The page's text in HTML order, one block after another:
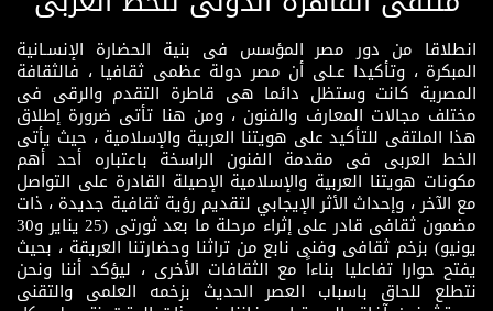
انطلاقا من دور مصر المؤسس فى بنية الحضارة الإنسـانية
المبكرة ، وتأكيدا عـلى أن مصر دولة عظمى ثقافيا ، فالثقافة
المصرية كانت وستظل دائما هى قاطرة التقدم والرقى فى
مختلف مجالات المعارف والفنون ، ومن هنا تأتى ضرورة إطلاق
هذا الملتقى للتأكيد على هويتنا العربية والإسلامية ، حيث يأتى
الخط العربى فى مقدمة الفنون الراسخة باعتباره أحد أهم
مكونات هويتنا العربية والإسلامية الإصيلة القادرة على التواصل
مع الآخر ، وإحداث الأثر الإيجابي لتقديم رؤية ثقافية جديدة ، ذات
مضمون ثقافى قادر على إثراء مرحلة ما بعد ثورتى (25 يناير و30
يونيو) بزخم ثقافى وفنى نابع من تراثنا وحضارتنا العريقة ، بحيث
يفتح حوارا تفاعليا بناءاً مع الثقافات الأخرى ، ليؤكد أننا ونحن
نتطلع للحاق باسباب العصر الحديث بزخمه العلمى والتقنى